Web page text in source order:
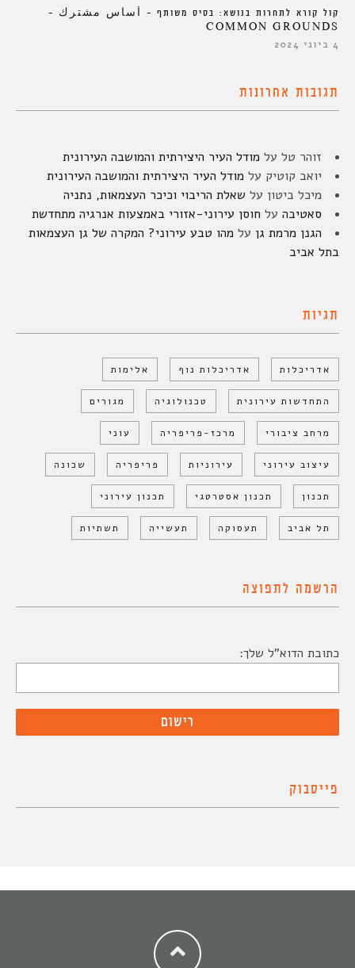
קול קורא לתחרות בנושא: בסיס משותף – أساس مشترك –
COMMON GROUNDS
4 ביוני 2024
תגובות אחרונות
זוהר טל על מודל העיר היצירתית והמושבה העירונית
יואב קוטיק על מודל העיר היצירתית והמושבה העירונית
מיכל ביטון על שאלת הריבוי וכיכר העצמאות, נתניה
סאטיבה על חוסן עירוני-אזורי באמצעות אנרגיה מתחדשת
הגנן מרמת גן על מהו טבע עירוני? המקרה של גן העצמאות
בתל אביב
תגיות
אדריכלות אדריכלות נוף אלימות
התחדשות עירונית טכנולוגיה מגורים
מרחב ציבורי מרכז-פריפריה עוני
עיצוב עירוני עירוניות פריפריה שכונה
תכנון תכנון אסטרטגי תכנון עירוני
תל אביב תעסוקה תעשייה תשתיות
הרשמה לתפוצה
כתובת הדוא"ל שלך:
פייסבוק